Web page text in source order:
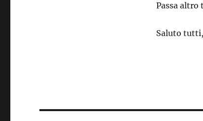
Passa altro
Saluto tutti,